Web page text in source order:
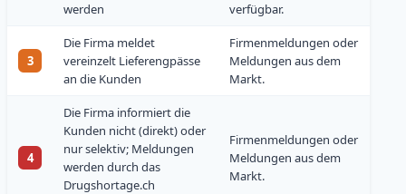
werden
verfügbar.
3
Die Firma meldet
vereinzelt Lieferengpässe
an die Kunden
Firmenmeldungen oder
Meldungen aus dem
Markt.
4
Die Firma informiert die
Kunden nicht (direkt) oder
nur selektiv; Meldungen
werden durch das
Drugshortage.ch
Firmenmeldungen oder
Meldungen aus dem
Markt.